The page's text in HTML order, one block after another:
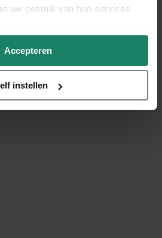
uw gebruik van hun services.
Accepteren
instellen